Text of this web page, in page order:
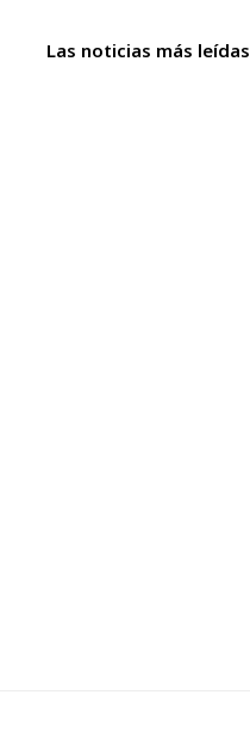
Las noticias más leídas